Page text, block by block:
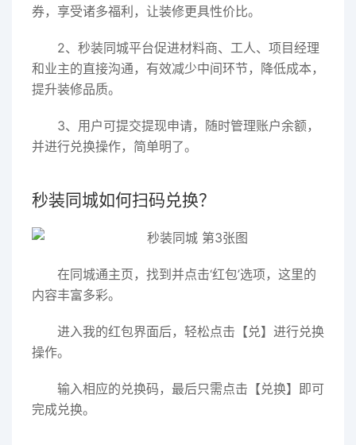
券，享受诸多福利，让装修更具性价比。
2、秒装同城平台促进材料商、工人、项目经理
和业主的直接沟通，有效减少中间环节，降低成本，
提升装修品质。
3、用户可提交提现申请，随时管理账户余额，
并进行兑换操作，简单明了。
秒装同城如何扫码兑换？
在同城通主页，找到并点击‘红包’选项，这里的
内容丰富多彩。
进入我的红包界面后，轻松点击【兑】进行兑换
操作。
输入相应的兑换码，最后只需点击【兑换】即可
完成兑换。